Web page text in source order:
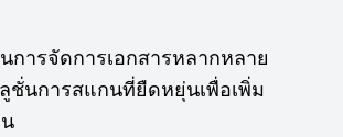
การจัดการเอกสารหลากหลาย
ชั่นการสแกนที่ยืดหยุ่นเพื่อเพิ่ม